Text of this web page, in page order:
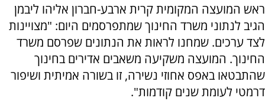
ראש המועצה המקומית קרית ארבע-חברון אליהו ליבמן
הגיב לנתוני משרד החינוך שמתפרסמים היום: "מצויינות
לצד ערכים. שמחנו לראות את הנתונים שפרסם משרד
החינוך. המועצה משקיעה משאבים אדירים בחינוך
שהתבטאו באפס אחוזי נשירה, זו בשורה אמיתית ושיפור
דרמטי לעומת שנים קודמות".